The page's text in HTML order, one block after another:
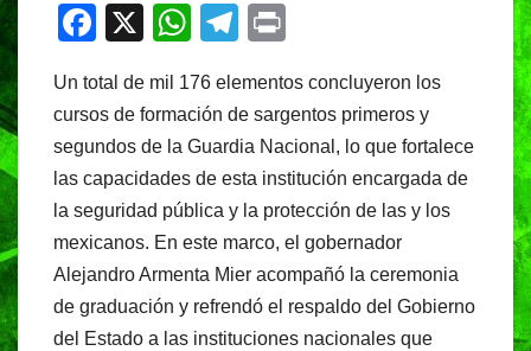
F
c
e
b
o
o
k
X
W
at
s
A
p
p
T
e
gr
a
m
t
Un total de mil 176 elementos concluyeron los
cursos de formación de sargentos primeros y
segundos de la Guardia Nacional, lo que fortalece
las capacidades de esta institución encargada de
la seguridad pública y la protección de las y los
mexicanos. En este marco, el gobernador
Alejandro Armenta Mier acompañó la ceremonia
de graduación y refrendó el respaldo del Gobierno
del Estado a las instituciones nacionales que